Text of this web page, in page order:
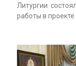
Литургии
работы в проекте